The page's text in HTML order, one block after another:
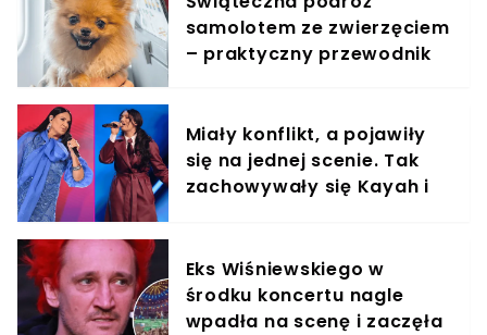
samolotem ze zwierzęciem
– praktyczny przewodnik
Miały konflikt, a pojawiły
się na jednej scenie. Tak
zachowywały się Kayah i
Eks Wiśniewskiego w
środku koncertu nagle
wpadła na scenę i zaczęła